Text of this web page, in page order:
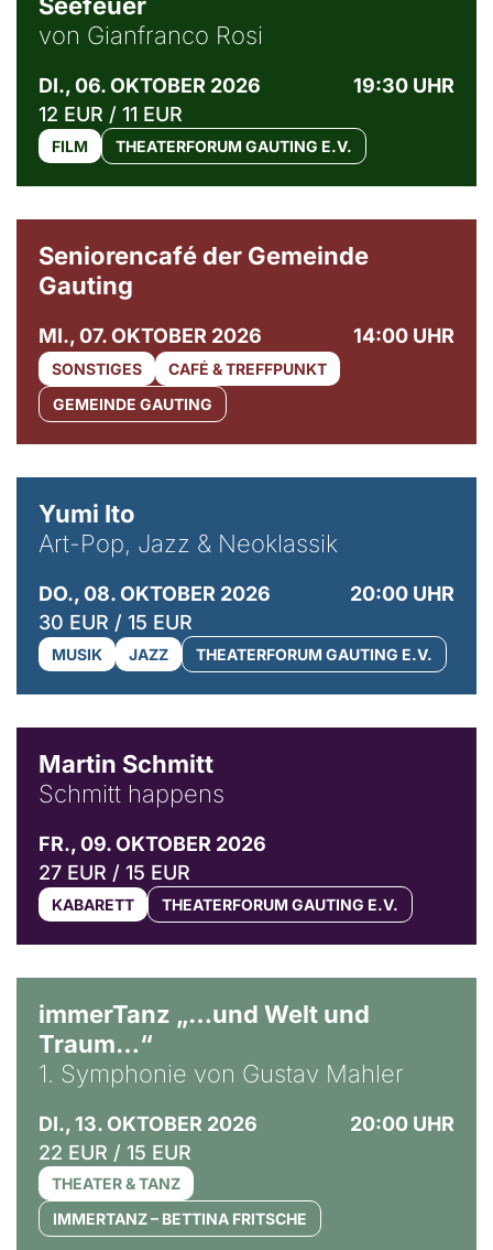
von Gianfranco Rosi
DI., 06. OKTOBER 2026
19:30 UHR
12 EUR / 11 EUR
FILM THEATERFORUM GAUTING E.V.
Seniorencafé der Gemeinde
Gauting
MI., 07. OKTOBER 2026 14:00 UHR
SONSTIGES
CAFÉ & TREFFPUNKT
GEMEINDE GAUTING
Yumi Ito
Art-Pop, Jazz & Neoklassik
DO., 08. OKTOBER 2026
20:00 UHR
30 EUR / 15 EUR
MUSIK JAZZ THEATERFORUM GAUTING E.V.
Martin Schmitt
Schmitt happens
FR., 09. OKTOBER 2026
27 EUR / 15 EUR
KABARETT THEATERFORUM GAUTING E.V.
immerTanz „…und Welt und
Traum…“
1. Symphonie von Gustav Mahler
DI., 13. OKTOBER 2026
20:00 UHR
22 EUR / 15 EUR
THEATER & TANZ
IMMERTANZ – BETTINA FRITSCHE